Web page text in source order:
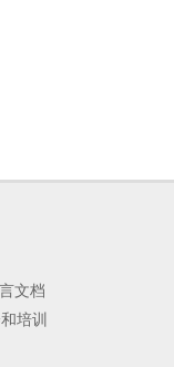
文档
培训